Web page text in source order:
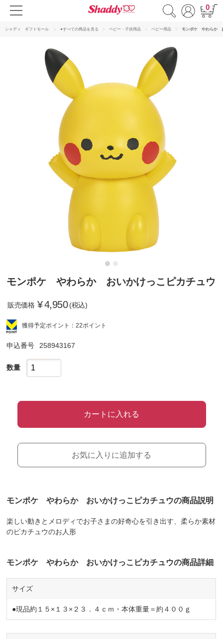
0
シャディ ギフトモール ●すべての商品を見る ベビー・子供用品 ベビー用品 モンポケ やわらか
モンポケ やわらか おいかけっこピカチュウ
販売価格 ¥4,950 (税込)
獲得予定ポイント：22ポイント
申込番号 258943167
数量
カートに入れる
お気に入りに追加する
モンポケ やわらか おいかけっこピカチュウの商品説明
楽しい動きとメロディでお子さまの好奇心を引き出す、柔らか素材
のピカチュウのお人形
モンポケ やわらか おいかけっこピカチュウの商品詳細
サイズ
●現品約１５×１３×２３．４ｃｍ・本体重量＝約４００ｇ